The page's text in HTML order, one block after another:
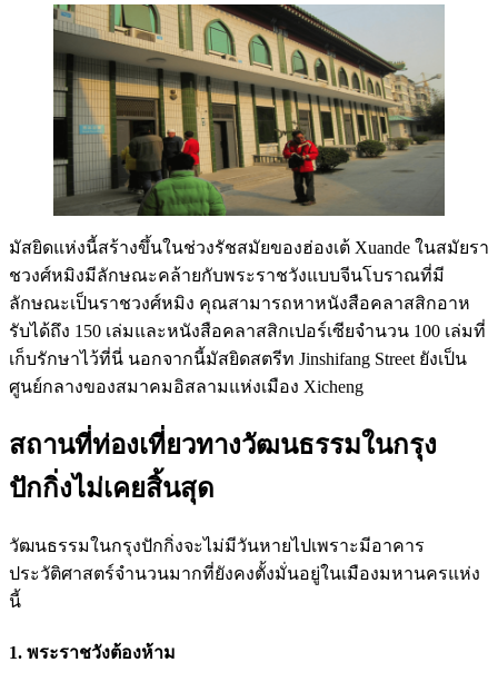
มัสยิดแห่งนี้สร้างขึ้นในช่วงรัชสมัยของฮ่องเต้ Xuande ในสมัยรา
ชวงศ์หมิงมีลักษณะคล้ายกับพระราชวังแบบจีนโบราณที่มี
ลักษณะเป็นราชวงศ์หมิง คุณสามารถหาหนังสือคลาสสิกอาห
รับได้ถึง 150 เล่มและหนังสือคลาสสิกเปอร์เซียจำนวน 100 เล่มที่
เก็บรักษาไว้ที่นี่ นอกจากนี้มัสยิดสตรีท Jinshifang Street ยังเป็น
ศูนย์กลางของสมาคมอิสลามแห่งเมือง Xicheng
สถานที่ท่องเที่ยวทางวัฒนธรรมในกรุง
ปักกิ่งไม่เคยสิ้นสุด
วัฒนธรรมในกรุงปักกิ่งจะไม่มีวันหายไปเพราะมีอาคาร
ประวัติศาสตร์จำนวนมากที่ยังคงตั้งมั่นอยู่ในเมืองมหานครแห่ง
นี้
1. พระราชวังต้องห้าม